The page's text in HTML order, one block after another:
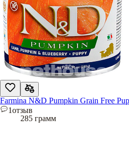
Farmina N&D Pumpkin Grain Free
1отзыв
285 грамм